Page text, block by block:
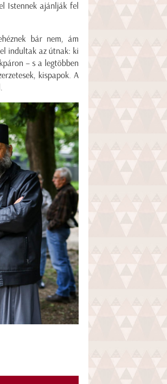
Istennek ajánlják fel
bár nem, ám
indultak az útnak: ki
– s a legtöbben
kispapok. A